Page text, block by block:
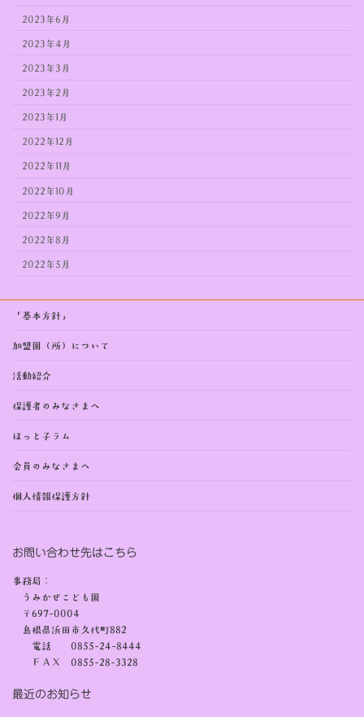
2023年6月
2023年4月
2023年3月
2023年2月
2023年1月
2022年12月
2022年11月
2022年10月
2022年9月
2022年8月
2022年5月
「基本方針」
加盟園（所）について
活動紹介
保護者のみなさまへ
ほっと子ラム
会員のみなさまへ
個人情報保護方針
お問い合わせ先はこちら
事務局：
うみかぜこども園
〒697-0004
島根県浜田市久代町882
電話 0855-24-8444
ＦＡＸ 0855-28-3328
最近のお知らせ